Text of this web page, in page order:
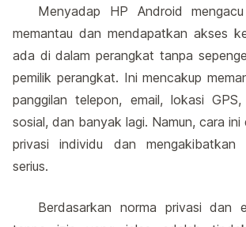
Menyadap HP Android
memantau dan mendapatkan akses
ada di dalam perangkat tanpa
pemilik perangkat. Ini mencakup
panggilan telepon, email, lokasi
sosial, dan banyak lagi. Namun, cara
privasi individu dan mengakibatkan
serius.
Berdasarkan norma privasi dan